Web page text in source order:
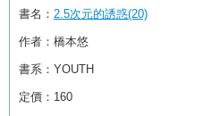
書名： 2.5次元的誘惑(20)
作者： 橋本悠
書系： YOUTH
定價： 160